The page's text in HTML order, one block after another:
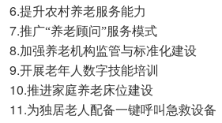
6.提升农村养老服务能力
7.推广“养老顾问”服务模式
8.加强养老机构监管与标准化建设
9.开展老年人数字技能培训
10.推进家庭养老床位建设
11.为独居老人配备一键呼叫急救设备